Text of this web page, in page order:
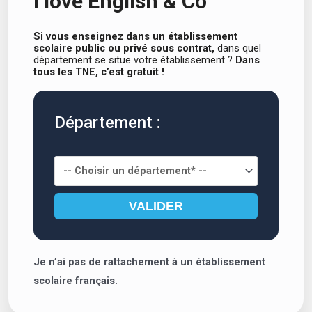
Si vous enseignez dans un établissement
scolaire public ou privé sous contrat, dans quel
département se situe votre établissement ? Dans
tous les TNE, c’est gratuit !
Département :
Je n’ai pas de rattachement à un établissement
scolaire français.